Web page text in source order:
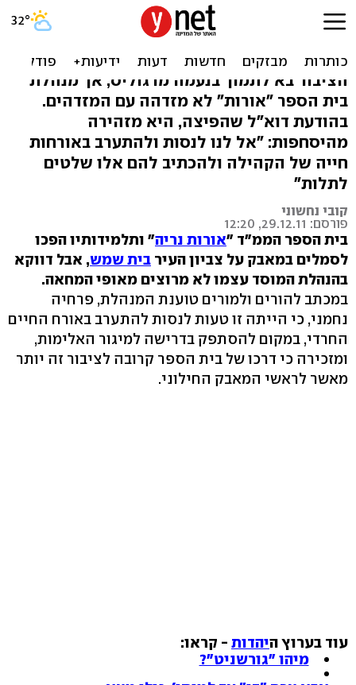
המנהלת של נעמה נגד
הציבור בא לתמוך בנעמה מרגוליס, אך מנהלת
בית הספר "אורות" לא מזדהה עם המזדהים.
בהודעת דוא"ל שהפיצה, היא מזהירה
מהיסחפות: "אל לנו לנסות ולהתערב באורחות
חייה של הקהילה ולהכתיב להם אלו שלטים
לתלות"
קובי נחשוני
פורסם: 29.12.11, 12:20
בית הספר הממ"ד "אורות נריה" ותלמידותיו הפכו
לסמלים במאבק על צביון העיר בית שמש, אבל דווקא
בהנהלת המוסד עצמו לא מרוצים מאופי המחאה.
במכתב להורים ולמורים טוענת המנהלת, פרחיה
נחמני, כי הייתה זו טעות לנסות להתערב באורח החיים
החרדי, במקום להסתפק בדרישה למיגור האלימות,
ומזכירה כי דרכו של בית הספר קרובה לציבור זה יותר
מאשר לראשי המאבק החילוני.
עוד בערוץ היהדות - קראו:
מיהו "גורשניט"?